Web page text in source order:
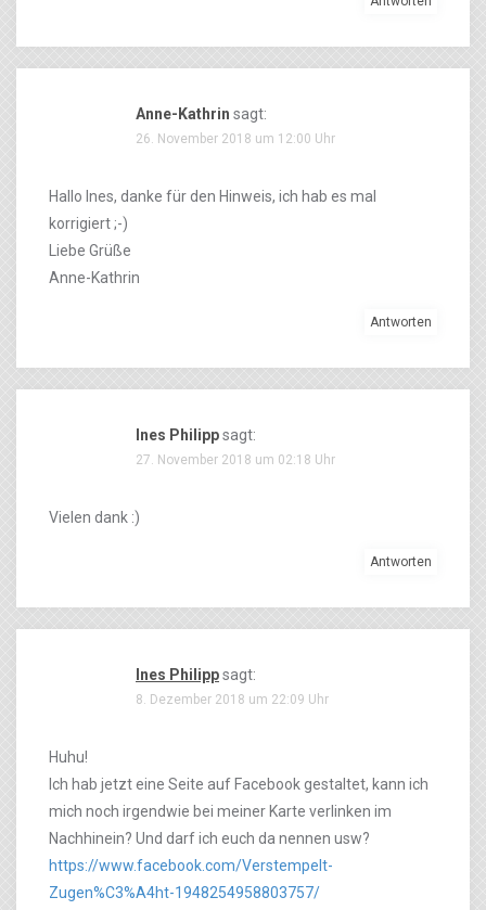
Anne-Kathrin sagt:
26. November 2018 um 12:00 Uhr
Hallo Ines, danke für den Hinweis, ich hab es mal
korrigiert ;-)
Liebe Grüße
Anne-Kathrin
Antworten
Ines Philippsagt:
27. November 2018 um 02:18 Uhr
Vielen dank :)
Antworten
Ines Philippsagt:
8. Dezember 2018 um 22:09 Uhr
Huhu!
Ich hab jetzt eine Seite auf Facebook gestaltet, kann ich
mich noch irgendwie bei meiner Karte verlinken im
Nachhinein? Und darf ich euch da nennen usw?
https://www.facebook.com/Verstempelt-
Zugen%C3%A4ht-1948254958803757/